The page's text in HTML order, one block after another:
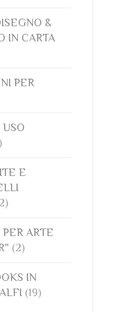
&
IN CARTA
PER
E
ARTE
(2)
IN
(19)